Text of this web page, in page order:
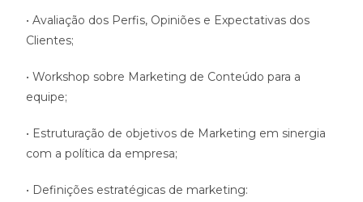
• Avaliação dos Perfis, Opiniões e Expectativas dos
Clientes;
• Workshop sobre Marketing de Conteúdo para a
equipe;
• Estruturação de objetivos de Marketing em sinergia
com a política da empresa;
• Definições estratégicas de marketing: